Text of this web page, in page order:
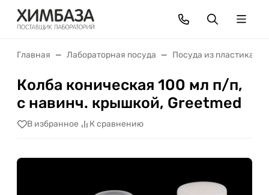
Главная Лабораторная посуда Посуда из пластика
Колба коническая 100 мл п/п,
с навинч. крышкой, Greetmed
В избранное К сравнению